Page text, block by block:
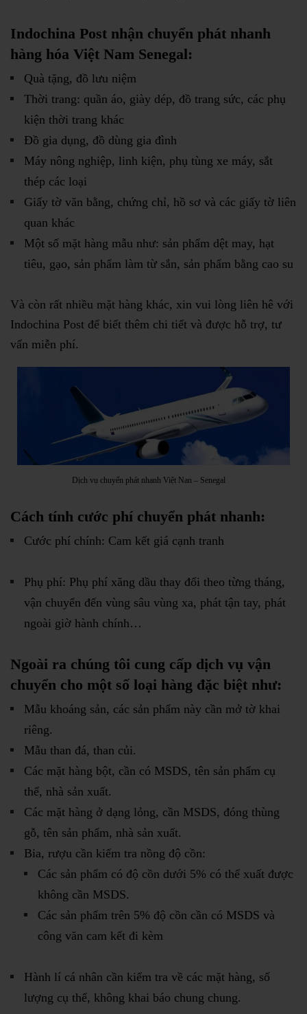
Indochina Post nhận chuyển phát nhanh
hàng hóa Việt Nam Senegal:
Quà tặng, đồ lưu niệm
Thời trang: quần áo, giày dép, đồ trang sức, các phụ
kiện thời trang khác
Đồ gia dụng, đồ dùng gia đình
Máy nông nghiệp, linh kiện, phụ tùng xe máy, sắt
thép các loại
Giấy tờ văn bằng, chứng chỉ, hồ sơ và các giấy tờ liên
quan khác
Một số mặt hàng mẫu như: sản phẩm dệt may, hạt
tiêu, gạo, sản phẩm làm từ sắn, sản phẩm bằng cao su
Và còn rất nhiều mặt hàng khác, xin vui lòng liên hê với
Indochina Post để biết thêm chi tiết và được hỗ trợ, tư
vấn miễn phí.
Dịch vụ chuyển phát nhanh Việt Nan – Senegal
Cách tính cước phí chuyển phát nhanh:
Cước phí chính: Cam kết giá cạnh tranh
Phụ phí: Phụ phí xăng dầu thay đổi theo từng tháng,
vận chuyển đến vùng sâu vùng xa, phát tận tay, phát
ngoài giờ hành chính…
Ngoài ra chúng tôi cung cấp dịch vụ vận
chuyển cho một số loại hàng đặc biệt như:
Mẫu khoáng sản, các sản phẩm này cần mở tờ khai
riêng.
Mẫu than đá, than củi.
Các mặt hàng bột, cần có MSDS, tên sản phẩm cụ
thể, nhà sản xuất.
Các mặt hàng ở dạng lỏng, cần MSDS, đóng thùng
gỗ, tên sản phẩm, nhà sản xuất.
Bia, rượu cần kiểm tra nồng độ cồn:
Các sản phẩm có độ cồn dưới 5% có thể xuất được
không cần MSDS.
Các sản phẩm trên 5% độ cồn cần có MSDS và
công văn cam kết đi kèm
Hành lí cá nhân cần kiểm tra về các mặt hàng, số
lượng cụ thể, không khai báo chung chung.